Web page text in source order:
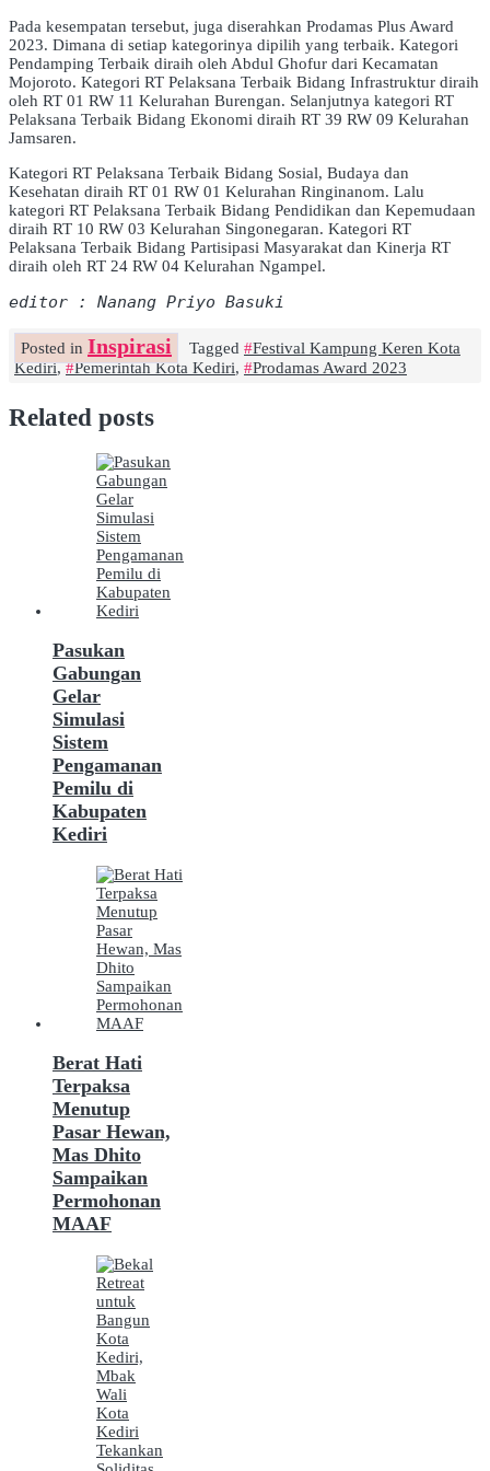
Pada kesempatan tersebut, juga diserahkan Prodamas Plus Award
2023. Dimana di setiap kategorinya dipilih yang terbaik. Kategori
Pendamping Terbaik diraih oleh Abdul Ghofur dari Kecamatan
Mojoroto. Kategori RT Pelaksana Terbaik Bidang Infrastruktur diraih
oleh RT 01 RW 11 Kelurahan Burengan. Selanjutnya kategori RT
Pelaksana Terbaik Bidang Ekonomi diraih RT 39 RW 09 Kelurahan
Jamsaren.
Kategori RT Pelaksana Terbaik Bidang Sosial, Budaya dan
Kesehatan diraih RT 01 RW 01 Kelurahan Ringinanom. Lalu
kategori RT Pelaksana Terbaik Bidang Pendidikan dan Kepemudaan
diraih RT 10 RW 03 Kelurahan Singonegaran. Kategori RT
Pelaksana Terbaik Bidang Partisipasi Masyarakat dan Kinerja RT
diraih oleh RT 24 RW 04 Kelurahan Ngampel.
editor : Nanang Priyo Basuki
Posted in Inspirasi Tagged
Festival Kampung Keren Kota
Kediri, Pemerintah Kota Kediri, Prodamas Award 2023
Related posts
Pasukan
Gabungan
Gelar
Simulasi
Sistem
Pengamanan
Pemilu di
Kabupaten
Kediri
Berat Hati
Terpaksa
Menutup
Pasar Hewan,
Mas Dhito
Sampaikan
Permohonan
MAAF